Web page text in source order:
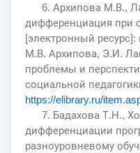
6. Архипова М.В.,
дифференциация при
[электронный ресурс]:
М.В. Архипова, Э.И.
проблемы и
социальной
https://elibrary.ru/
7. Бадахова Т.Н.,
дифференциации
разноуровневому